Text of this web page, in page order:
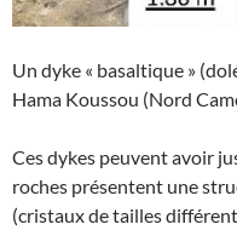
Un dyke « basaltique »
Hama Koussou (Nord
Ces dykes peuvent avoir
roches présentent une
(cristaux de tailles